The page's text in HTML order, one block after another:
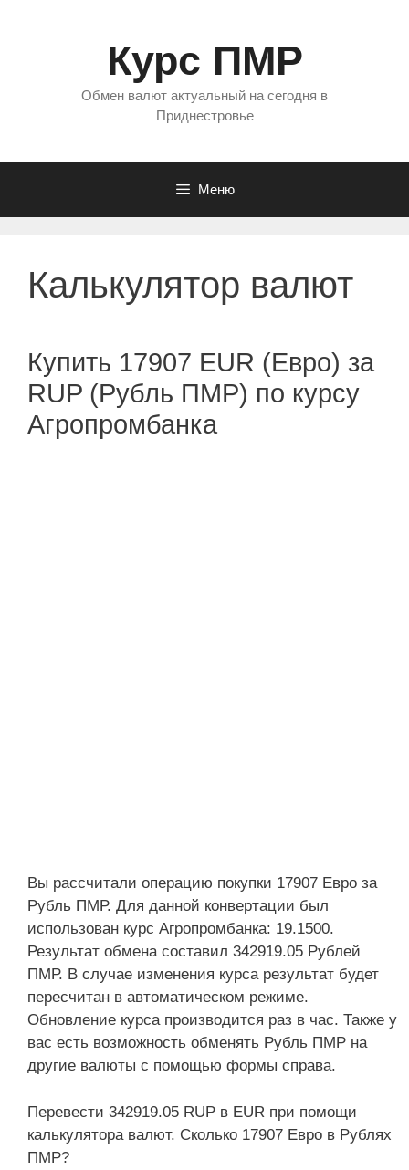
Курс ПМР
Обмен валют актуальный на сегодня в
Приднестровье
Меню
Калькулятор валют
Купить 17907 EUR (Евро) за
RUP (Рубль ПМР) по курсу
Агропромбанка
Вы рассчитали операцию покупки 17907 Евро за
Рубль ПМР. Для данной конвертации был
использован курс Агропромбанка: 19.1500.
Результат обмена составил 342919.05 Рублей
ПМР. В случае изменения курса результат будет
пересчитан в автоматическом режиме.
Обновление курса производится раз в час. Также у
вас есть возможность обменять Рубль ПМР на
другие валюты с помощью формы справа.
Перевести 342919.05 RUP в EUR при помощи
калькулятора валют. Сколько 17907 Евро в Рублях
ПМР?